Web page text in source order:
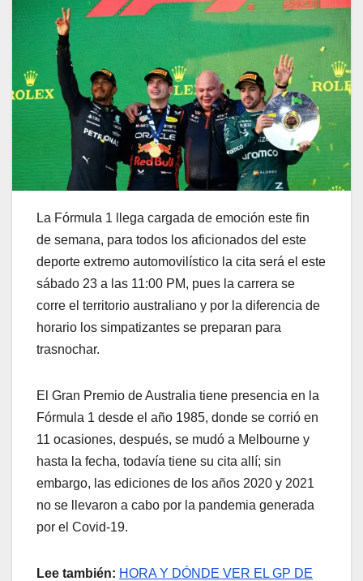
La Fórmula 1 llega cargada de emoción este fin
de semana, para todos los aficionados del este
deporte extremo automovilístico la cita será el este
sábado 23 a las 11:00 PM, pues la carrera se
corre el territorio australiano y por la diferencia de
horario los simpatizantes se preparan para
trasnochar.
El Gran Premio de Australia tiene presencia en la
Fórmula 1 desde el año 1985, donde se corrió en
11 ocasiones, después, se mudó a Melbourne y
hasta la fecha, todavía tiene su cita allí; sin
embargo, las ediciones de los años 2020 y 2021
no se llevaron a cabo por la pandemia generada
por el Covid-19.
Lee también: HORA Y DÓNDE VER EL GP DE